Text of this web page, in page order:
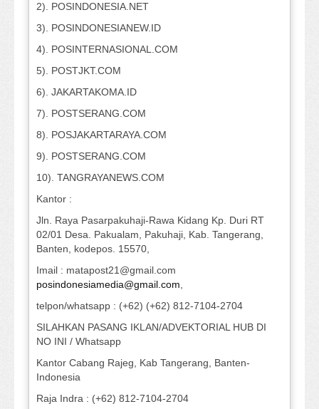
2). POSINDONESIA.NET
3). POSINDONESIANEW.ID
4). POSINTERNASIONAL.COM
5). POSTJKT.COM
6). JAKARTAKOMA.ID
7). POSTSERANG.COM
8). POSJAKARTARAYA.COM
9). POSTSERANG.COM
10). TANGRAYANEWS.COM
Kantor :
Jln. Raya Pasarpakuhaji-Rawa Kidang Kp. Duri RT
02/01 Desa. Pakualam, Pakuhaji, Kab. Tangerang,
Banten, kodepos. 15570,
Imail : matapost21@gmail.com
posindonesiamedia@gmail.com,
telpon/whatsapp : (+62) (+62) 812-7104-2704
SILAHKAN PASANG IKLAN/ADVEKTORIAL HUB DI
NO INI / Whatsapp
Kantor Cabang Rajeg, Kab Tangerang, Banten-
Indonesia
Raja Indra : (+62) 812-7104-2704